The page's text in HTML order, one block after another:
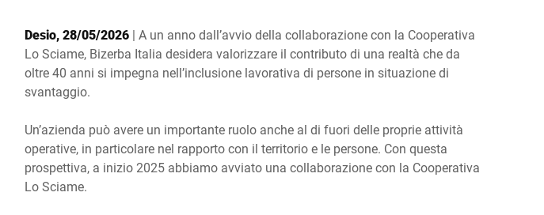
Portogallo Russia
Turchia Ucraina
Desio, 28/05/2026 | A un anno dall’avvio della collaborazione con la Cooperativa
Lo Sciame, Bizerba Italia desidera valorizzare il contributo di una realtà che da
oltre 40 anni si impegna nell’inclusione lavorativa di persone in situazione di
svantaggio.
Un’azienda può avere un importante ruolo anche al di fuori delle proprie attività
operative, in particolare nel rapporto con il territorio e le persone. Con questa
prospettiva, a inizio 2025 abbiamo avviato una collaborazione con la Cooperativa
Lo Sciame.